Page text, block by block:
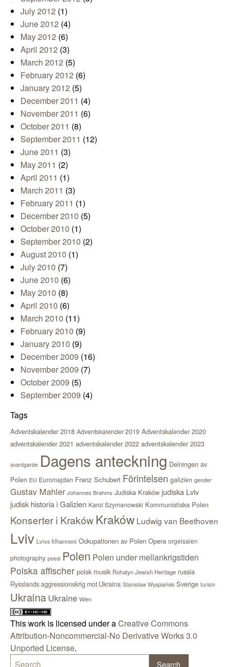
July 2012 (1)
June 2012 (4)
May 2012 (6)
April 2012 (3)
March 2012 (5)
February 2012 (6)
January 2012 (5)
December 2011 (4)
November 2011 (6)
October 2011 (8)
September 2011 (12)
June 2011 (3)
May 2011 (2)
April 2011 (1)
March 2011 (3)
February 2011 (1)
December 2010 (5)
October 2010 (1)
September 2010 (2)
August 2010 (1)
July 2010 (7)
June 2010 (6)
May 2010 (8)
April 2010 (6)
March 2010 (11)
February 2010 (9)
January 2010 (9)
December 2009 (16)
November 2009 (7)
October 2009 (5)
September 2009 (4)
Tags
Adventskalender 2018 Adventskalender 2019 Adventskalender 2020
adventskalender 2021 adventskalender 2022 adventskalender 2023
avantgarde Dagens anteckning Delningen av
Polen EU Euromajdan Franz Schubert Förintelsen galizien gender
Gustav Mahler Johannes Brahms Judiska Kraków judiska Lviv
judisk historia i Galizien Karol Szymanowski Kommunistiska Polen
Konserter i KrakówKraków Ludwig van Beethoven
Lviv Lvivs filharmoni Ockupationen av Polen Opera orgelsalen
photography poesi Polen Polen under mellankrigstiden
Polska affischer polsk musik Rohatyn Jewish Heritage russia
Rysslands aggressionskrig mot Ukraina Stanisław Wyspiański Sverige turism
Ukraina Ukraine Wien
This work is licensed under aCreative Commons
Attribution-Noncommercial-No Derivative Works 3.0
Unported License.